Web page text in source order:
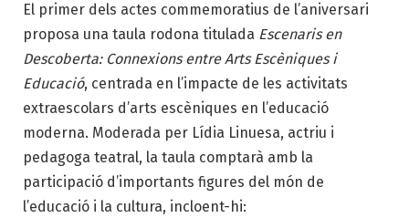
El primer dels actes commemoratius de l’aniversari
proposa una taula rodona titulada Escenaris en
Descoberta: Connexions entre Arts Escèniques i
Educació, centrada en l’impacte de les activitats
extraescolars d’arts escèniques en l’educació
moderna. Moderada per Lídia Linuesa, actriu i
pedagoga teatral, la taula comptarà amb la
participació d’importants figures del món de
l’educació i la cultura, incloent-hi: